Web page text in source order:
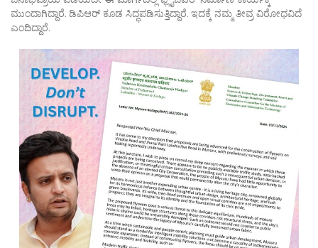
ಮುಂದಾಗಿದ್ದಾರೆ. ಡಿಪಿಆರ್ ಕೂಡ ಸಿದ್ಧಪಡಿಸುತ್ತಿದ್ದಾರೆ. ಇದಕ್ಕೆ ನಮ್ಮ ತೀವ್ರ ವಿರೋಧವಿದೆ
ಎಂದಿದ್ದಾರೆ.